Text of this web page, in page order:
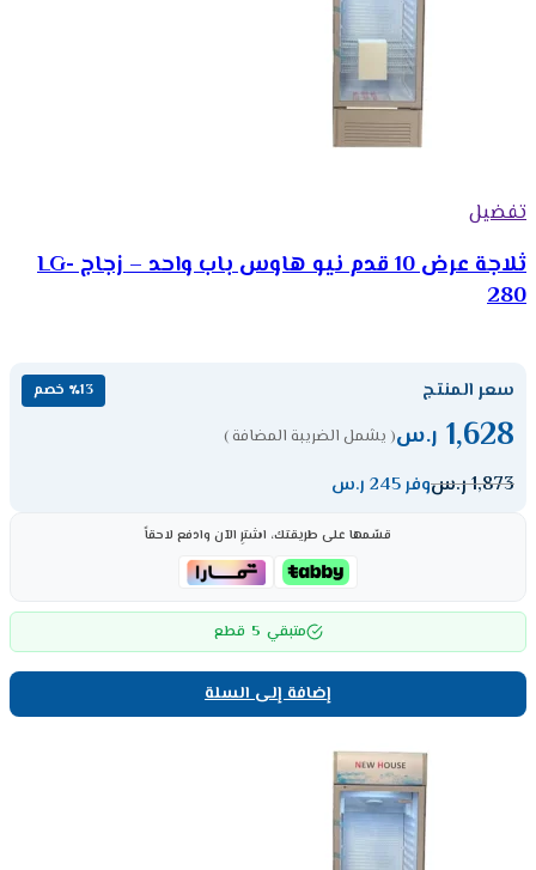
تفضيل
ثلاجة عرض 10 قدم نيو هاوس باب واحد – زجاج LG-
280
سعر المنتج ٪13 خصم
1,628 ر.س( يشمل الضريبة المضافة )
1,873ر.سوفر 245 ر.س
قسّمها على طريقتك، اشترِ الآن وادفع لاحقاً
متبقي 5 قطع
إضافة إلى السلة